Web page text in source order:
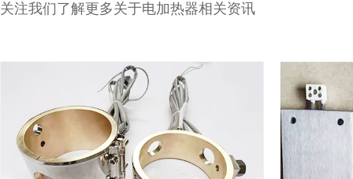
关注我们了解更多关于电加热器相关资讯